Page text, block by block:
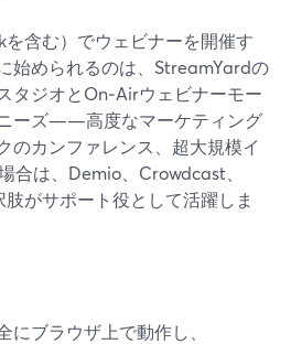
含む）でウェビナーを開催す
始められるのは、StreamYardの
タジオとOn‑Airウェビナーモー
ーズ——高度なマーケティング
のカンファレンス、超大規模イ
は、Demio、Crowdcast、
がサポート役として活躍しま
にブラウザ上で動作し、